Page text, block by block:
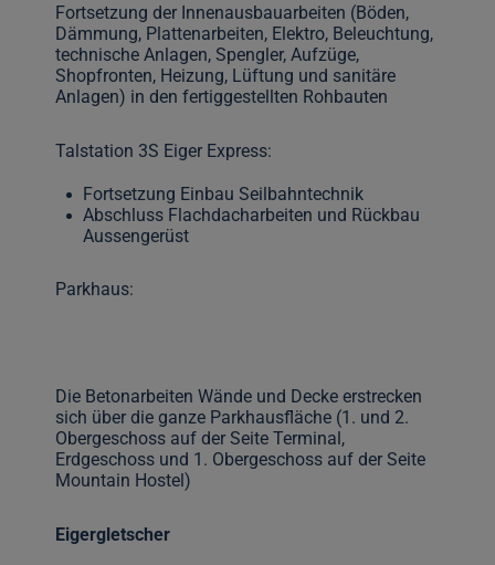
Fortsetzung der Innenausbauarbeiten (Böden,
Dämmung, Plattenarbeiten, Elektro, Beleuchtung,
technische Anlagen, Spengler, Aufzüge,
Shopfronten, Heizung, Lüftung und sanitäre
Anlagen) in den fertiggestellten Rohbauten
Talstation 3S Eiger Express:
Fortsetzung Einbau Seilbahntechnik
Abschluss Flachdacharbeiten und Rückbau
Aussengerüst
Parkhaus:
Die Betonarbeiten Wände und Decke erstrecken
sich über die ganze Parkhausfläche (1. und 2.
Obergeschoss auf der Seite Terminal,
Erdgeschoss und 1. Obergeschoss auf der Seite
Mountain Hostel)
Eigergletscher